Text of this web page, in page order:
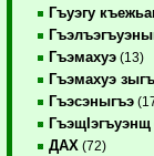
Гъуэгу
Гъэмахуэ (13)
Гъэмахуэ
Гъэсэныгъэ
ГъэщIэгъуэнщ
ДАХ (72)